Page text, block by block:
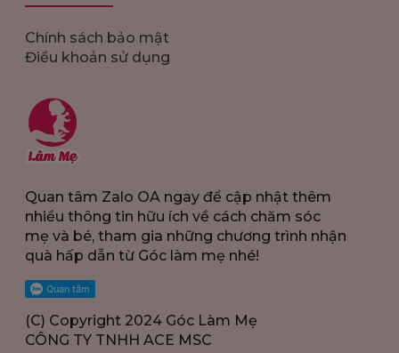
Chính sách bảo mật
Điều khoản sử dụng
Quan tâm Zalo OA ngay để cập nhật thêm
nhiều thông tin hữu ích về cách chăm sóc
mẹ và bé, tham gia những chương trình nhận
quà hấp dẫn từ Góc làm mẹ nhé!
(C) Copyright 2024 Góc Làm Mẹ
CÔNG TY TNHH ACE MSC